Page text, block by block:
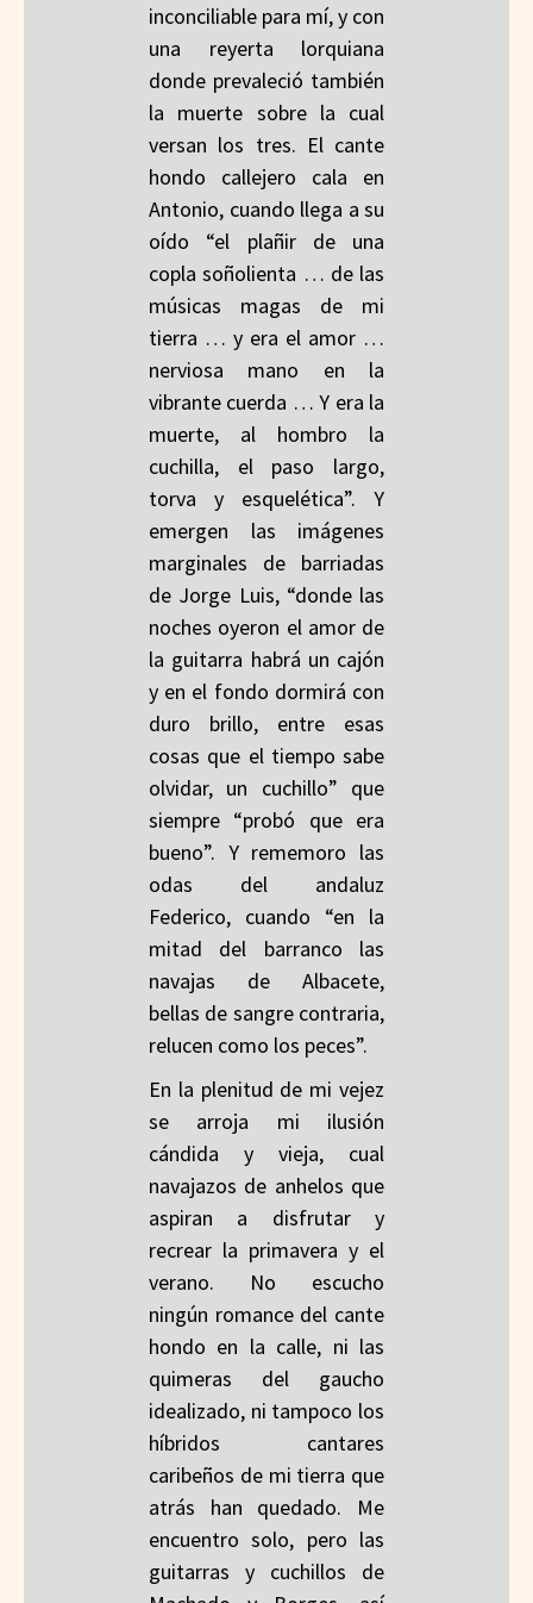
inconciliable para mí, y con
una reyerta lorquiana
donde prevaleció también
la muerte sobre la cual
versan los tres. El cante
hondo callejero cala en
Antonio, cuando llega a su
oído “el plañir de una
copla soñolienta … de las
músicas magas de mi
tierra … y era el amor …
nerviosa mano en la
vibrante cuerda … Y era la
muerte, al hombro la
cuchilla, el paso largo,
torva y esquelética”. Y
emergen las imágenes
marginales de barriadas
de Jorge Luis, “donde las
noches oyeron el amor de
la guitarra habrá un cajón
y en el fondo dormirá con
duro brillo, entre esas
cosas que el tiempo sabe
olvidar, un cuchillo” que
siempre “probó que era
bueno”. Y rememoro las
odas del andaluz
Federico, cuando “en la
mitad del barranco las
navajas de Albacete,
bellas de sangre contraria,
relucen como los peces”.
En la plenitud de mi vejez
se arroja mi ilusión
cándida y vieja, cual
navajazos de anhelos que
aspiran a disfrutar y
recrear la primavera y el
verano. No escucho
ningún romance del cante
hondo en la calle, ni las
quimeras del gaucho
idealizado, ni tampoco los
híbridos cantares
caribeños de mi tierra que
atrás han quedado. Me
encuentro solo, pero las
guitarras y cuchillos de